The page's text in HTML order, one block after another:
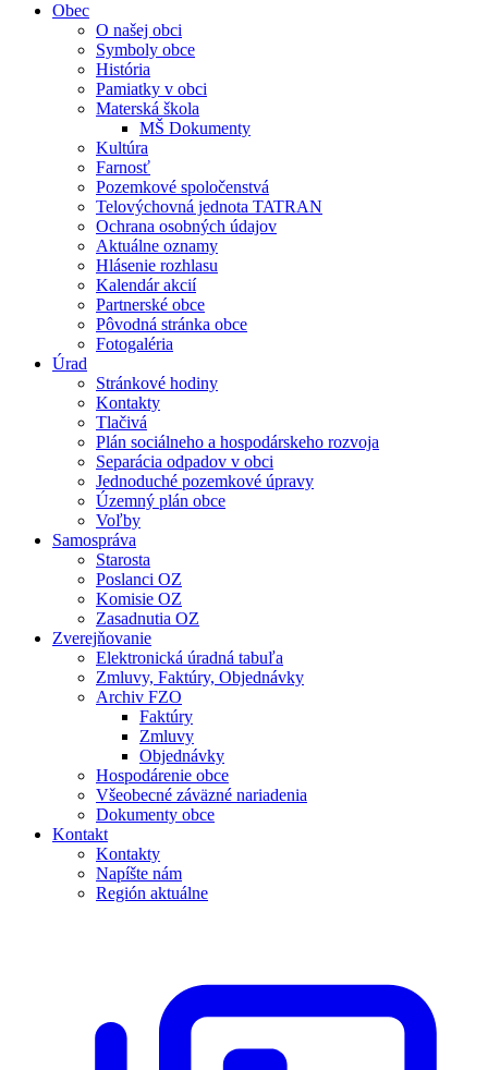
Obec
O našej obci
Symboly obce
História
Pamiatky v obci
Materská škola
MŠ Dokumenty
Kultúra
Farnosť
Pozemkové spoločenstvá
Telovýchovná jednota TATRAN
Ochrana osobných údajov
Aktuálne oznamy
Hlásenie rozhlasu
Kalendár akcií
Partnerské obce
Pôvodná stránka obce
Fotogaléria
Úrad
Stránkové hodiny
Kontakty
Tlačivá
Plán sociálneho a hospodárskeho rozvoja
Separácia odpadov v obci
Jednoduché pozemkové úpravy
Územný plán obce
Voľby
Samospráva
Starosta
Poslanci OZ
Komisie OZ
Zasadnutia OZ
Zverejňovanie
Elektronická úradná tabuľa
Zmluvy, Faktúry, Objednávky
Archiv FZO
Faktúry
Zmluvy
Objednávky
Hospodárenie obce
Všeobecné záväzné nariadenia
Dokumenty obce
Kontakt
Kontakty
Napíšte nám
Región aktuálne